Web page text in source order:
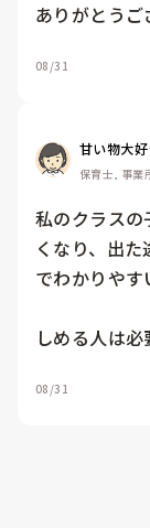
ありがとうご
08/31
甘い物大好
保育士, 事業
私のクラス
くなり、出
でわかりや
しめる人は必
08/31